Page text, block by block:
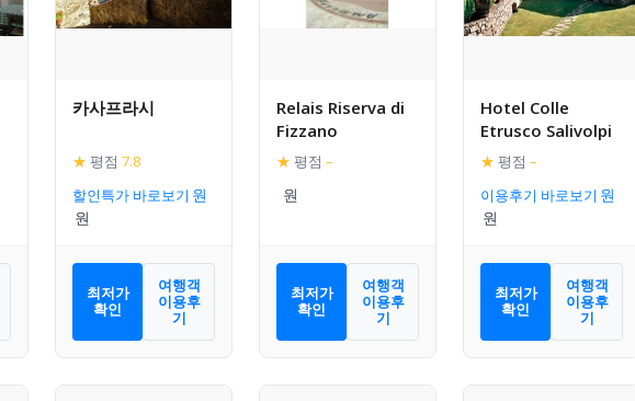
카사프라시
★ 평점 7.8
할인특가 바로보기
최저가
확인
여행객
이용후
기
Relais Riserva di
Fizzano
★ 평점 –
최저가
확인
여행객
이용후
기
Hotel Colle
Etrusco Salivolpi
★ 평점 –
이용후기 바로보기
최저가
확인
여행객
이용후
기